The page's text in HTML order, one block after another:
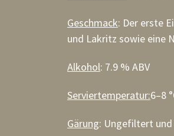
Geschmack: Der erste
und Lakritz sowie eine
Alkohol: 7.9 % ABV
Serviertemperatur:6–8
Gärung: Ungefiltert